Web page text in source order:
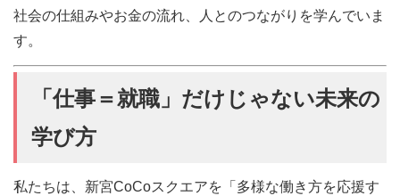
社会の仕組みやお金の流れ、人とのつながりを学んでいま
す。
「仕事＝就職」だけじゃない未来の
学び方
私たちは、新宮CoCoスクエアを「多様な働き方を応援す